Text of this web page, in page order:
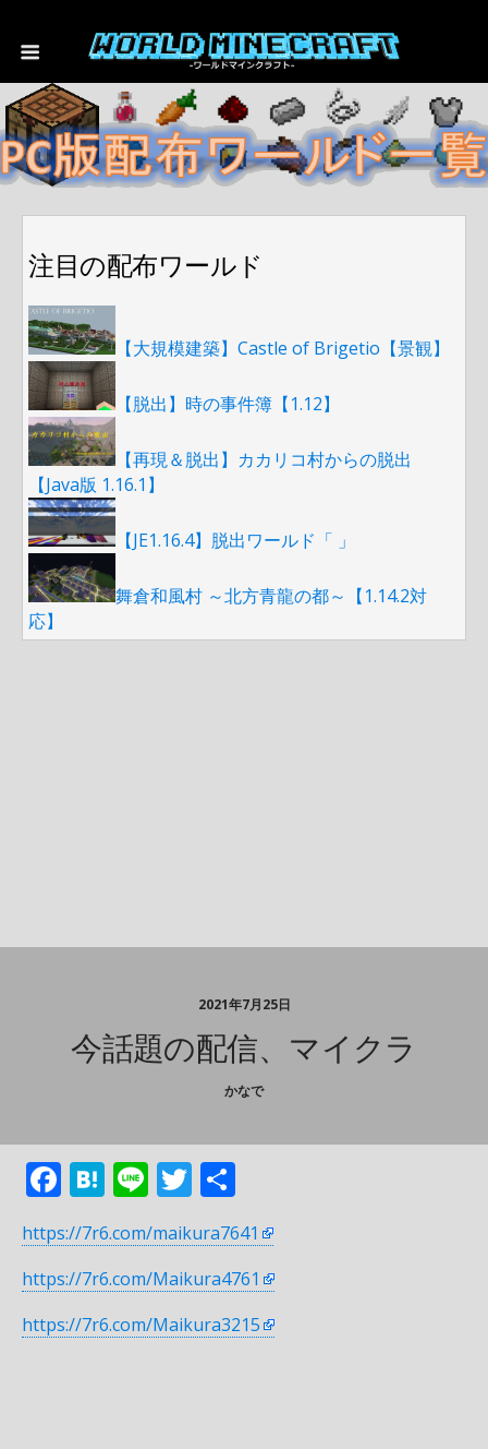
注目の配布ワールド
【大規模建築】Castle of Brigetio【景観】
【脱出】時の事件簿【1.12】
【再現＆脱出】カカリコ村からの脱出
【Java版 1.16.1】
【JE1.16.4】脱出ワールド「 」
舞倉和風村 ～北方青龍の都～【1.14.2対
応】
2021年7月25日
今話題の配信、マイクラ
かなで
F
ac
e
b
o
o
H
at
e
n
a
Li
n
e
T
itt
er
有
https://7r6.com/maikura7641
https://7r6.com/Maikura4761
https://7r6.com/Maikura3215